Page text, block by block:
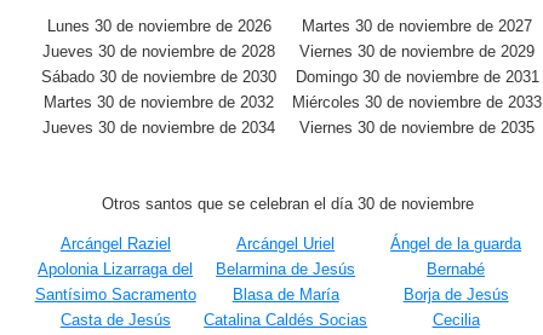
Lunes 30 de noviembre de 2026
Martes 30 de noviembre de 2027
Jueves 30 de noviembre de 2028
Viernes 30 de noviembre de 2029
Sábado 30 de noviembre de 2030
Domingo 30 de noviembre de 2031
Martes 30 de noviembre de 2032
Miércoles 30 de noviembre de 2033
Jueves 30 de noviembre de 2034
Viernes 30 de noviembre de 2035
Otros santos que se celebran el día 30 de noviembre
Arcángel Raziel Arcángel Uriel
Ángel de la guarda
Apolonia Lizarraga del
Santísimo Sacramento
Belarmina de Jesús
Bernabé
Blasa de María
Borja de Jesús
Casta de Jesús
Catalina Caldés Socias
Cecilia